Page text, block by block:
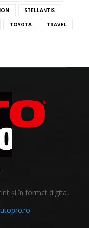
STELLANTIS
TOYOTA TRAVEL
și în format digital.